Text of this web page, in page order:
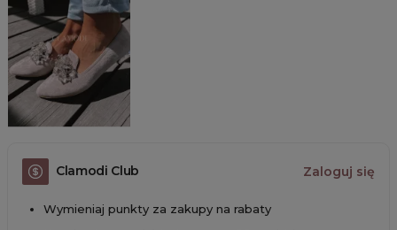
Clamodi Club Zaloguj się
Wymieniaj punkty za zakupy na rabaty